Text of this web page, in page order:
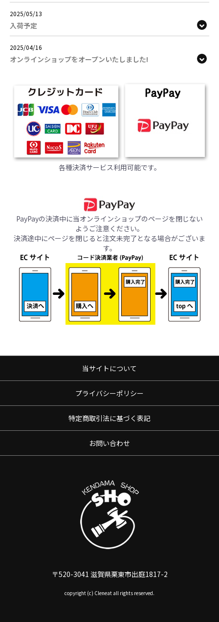
2025/05/13
入荷予定
2025/04/16
オンラインショップをオープンいたしました!
各種決済サービス利用可能です。
PayPayの決済中に当オンラインショップのページを閉じない
ようご注意ください。
決済途中にページを閉じると注文未完了となる場合がございま
す。
当サイトについて
プライバシーポリシー
特定商取引法に基づく表記
お問い合わせ
〒520-3041 滋賀県栗東市出庭1817-2
copyright (c) Cleneat all rights reserved.